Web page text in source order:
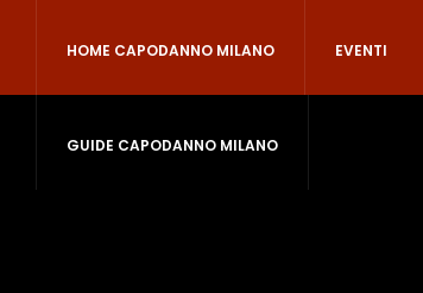
HOME CAPODANNO MILANO EVENTI
GUIDE CAPODANNO MILANO